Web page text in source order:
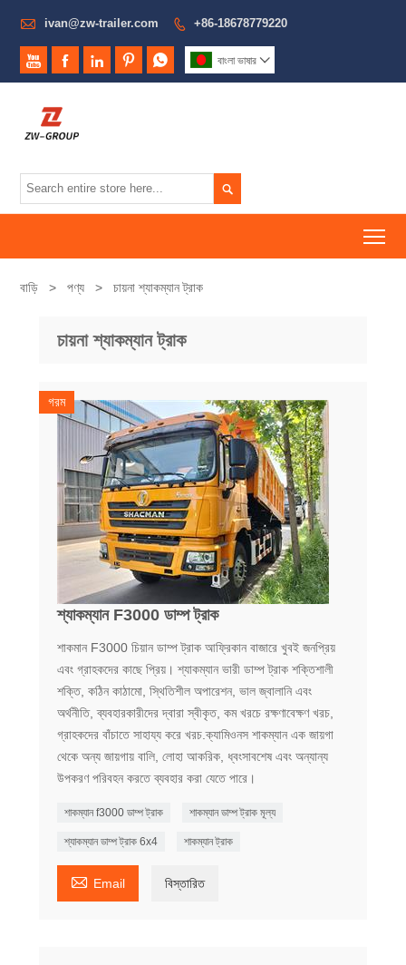
 ivan@zw-trailer.com  +86-18678779220
     বাংলা ভাষার 

বাড়ি > পণ্য > চায়না শ্যাকম্যান ট্রাক
চায়না শ্যাকম্যান ট্রাক
গরম
শ্যাকম্যান F3000 ডাম্প ট্রাক
শাকমান F3000 চিয়ান ডাম্প ট্রাক আফ্রিকান বাজারে খুবই জনপ্রিয়
এবং গ্রাহকদের কাছে প্রিয়। শ্যাকম্যান ভারী ডাম্প ট্রাক শক্তিশালী
শক্তি, কঠিন কাঠামো, স্থিতিশীল অপারেশন, ভাল জ্বালানি এবং
অর্থনীতি, ব্যবহারকারীদের দ্বারা স্বীকৃত, কম খরচে রক্ষণাবেক্ষণ খরচ,
গ্রাহকদের বাঁচাতে সাহায্য করে খরচ.ক্যামিওনস শাকম্যান এক জায়গা
থেকে অন্য জায়গায় বালি, লোহা আকরিক, ধ্বংসাবশেষ এবং অন্যান্য
উপকরণ পরিবহন করতে ব্যবহার করা যেতে পারে।
শাকম্যান f3000 ডাম্প ট্রাক শাকম্যান ডাম্প ট্রাক মূল্য
শ্যাকম্যান ডাম্প ট্রাক 6x4 শাকম্যান ট্রাক
 Email বিস্তারিত